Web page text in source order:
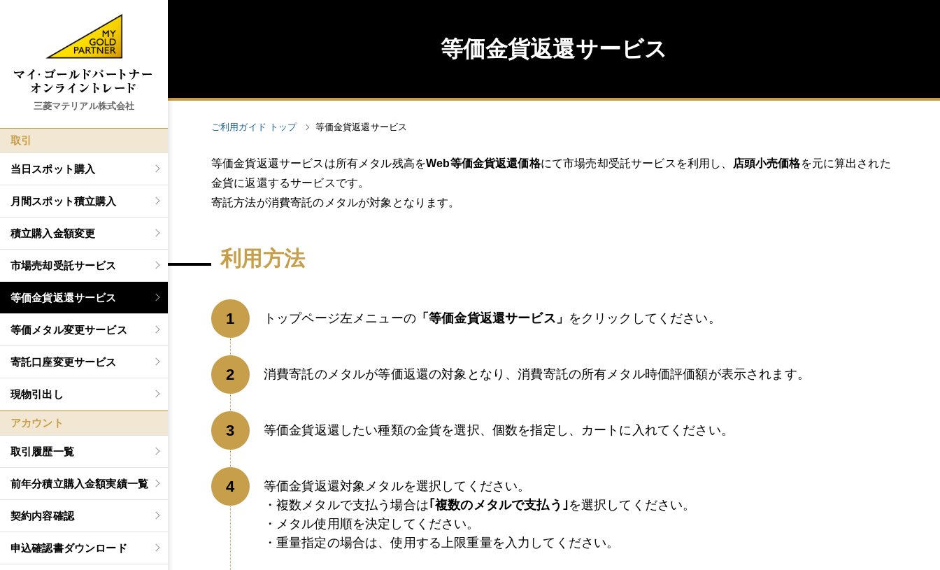
三菱マテリアル株式会社
取引
当日スポット購入
月間スポット積立購入
積立購入金額変更
市場売却受託サービス
等価金貨返還サービス
等価メタル変更サービス
寄託口座変更サービス
現物引出し
アカウント
取引履歴一覧
前年分積立購入金額実績一覧
契約内容確認
申込確認書ダウンロード
等価金貨返還サービス
ご利用ガイド トップ 等価金貨返還サービス
等価金貨返還サービスは所有メタル残高をWeb等価金貨返還価格にて市場売却受託サービスを利用し、 店頭小売価格を元に算出された
金貨に返還するサービスです。
寄託方法が消費寄託のメタルが対象となります。
利用方法
トップページ左メニューの「等価金貨返還サービス」 をクリックしてください。
消費寄託のメタルが等価返還の対象となり、消費寄託の所有メタル時価評価額が表示されます。
等価金貨返還したい種類の金貨を選択、個数を指定し、カートに入れてください。
等価金貨返還対象メタルを選択してください。
複数メタルで支払う場合は｢複数のメタルで支払う｣ を選択してください。
メタル使用順を決定してください。
重量指定の場合は、使用する上限重量を入力してください。